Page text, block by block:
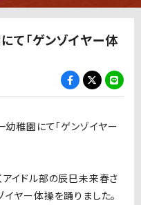
て「ゲンゾイヤー体
稚園にて「ゲンゾイヤー
アイドル部の辰巳未来春さ
ヤー体操を踊りました。